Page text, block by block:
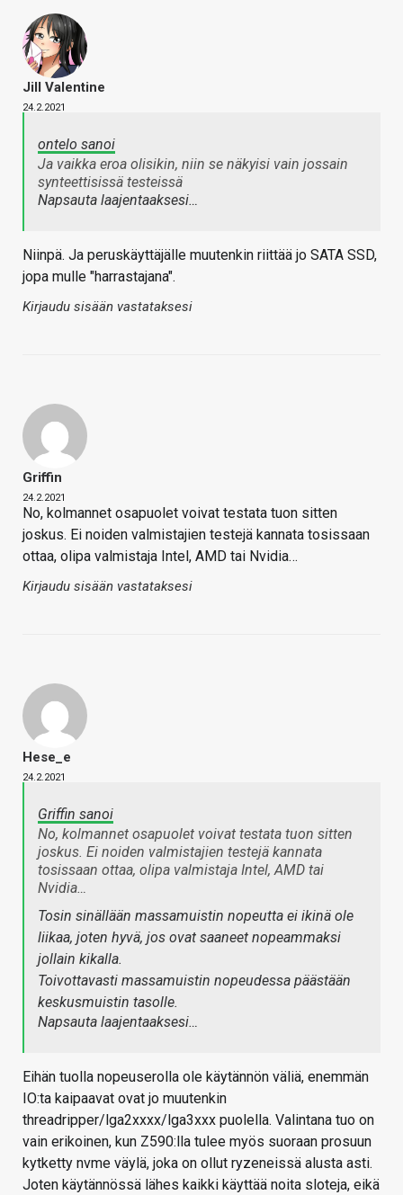
Jill Valentine
24.2.2021
ontelo sanoi
Ja vaikka eroa olisikin, niin se näkyisi vain jossain
synteettisissä testeissä
Napsauta laajentaaksesi…
Niinpä. Ja peruskäyttäjälle muutenkin riittää jo SATA SSD,
jopa mulle "harrastajana".
Kirjaudu sisään vastataksesi
Griffin
24.2.2021
No, kolmannet osapuolet voivat testata tuon sitten
joskus. Ei noiden valmistajien testejä kannata tosissaan
ottaa, olipa valmistaja Intel, AMD tai Nvidia…
Kirjaudu sisään vastataksesi
Hese_e
24.2.2021
Griffin sanoi
No, kolmannet osapuolet voivat testata tuon sitten
joskus. Ei noiden valmistajien testejä kannata
tosissaan ottaa, olipa valmistaja Intel, AMD tai
Nvidia…
Tosin sinällään massamuistin nopeutta ei ikinä ole
liikaa, joten hyvä, jos ovat saaneet nopeammaksi
jollain kikalla.
Toivottavasti massamuistin nopeudessa päästään
keskusmuistin tasolle.
Napsauta laajentaaksesi…
Eihän tuolla nopeuserolla ole käytännön väliä, enemmän
IO:ta kaipaavat ovat jo muutenkin
threadripper/lga2xxxx/lga3xxx puolella. Valintana tuo on
vain erikoinen, kun Z590:lla tulee myös suoraan prosuun
kytketty nvme väylä, joka on ollut ryzeneissä alusta asti.
Joten käytännössä lähes kaikki käyttää noita sloteja, eikä